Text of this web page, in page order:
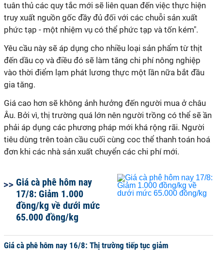
tuân thủ các quy tắc mới sẽ liên quan đến việc thực hiện
truy xuất nguồn gốc đầy đủ đối với các chuỗi sản xuất
phức tạp - một nhiệm vụ có thể phức tạp và tốn kém".
Yêu cầu này sẽ áp dụng cho nhiều loại sản phẩm từ thịt
đến dầu cọ và điều đó sẽ làm tăng chi phí nông nghiệp
vào thời điểm lạm phát lương thực một lần nữa bắt đầu
gia tăng.
Giá cao hơn sẽ không ảnh hưởng đến người mua ở châu
Âu. Bởi vì, thị trường quá lớn nên người trồng có thể sẽ ần
phải áp dụng các phương pháp mới khá rộng rãi. Người
tiêu dùng trên toàn cầu cuối cùng coc thể thanh toán hoá
đơn khi các nhà sản xuất chuyển các chi phí mới.
Giá cà phê hôm nay
17/8: Giảm 1.000
đồng/kg về dưới mức
65.000 đồng/kg
Giá cà phê hôm nay 16/8: Thị trường tiếp tục giảm